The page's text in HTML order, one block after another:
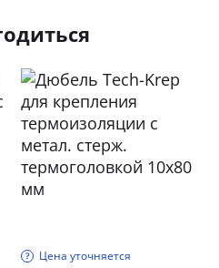
Цена уточняется